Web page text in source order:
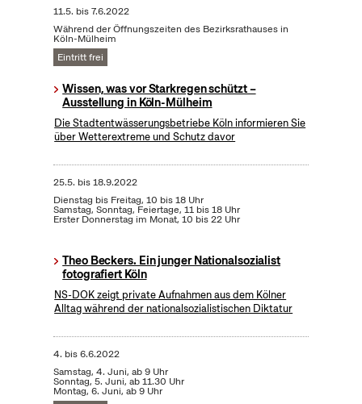
11.5. bis7.6.2022
Während der Öffnungszeiten des Bezirksrathauses in
Köln-Mülheim
Eintritt frei
Wissen, was vor Starkregen schützt –
Ausstellung in Köln-Mülheim
Die Stadtentwässerungsbetriebe Köln informieren Sie
über Wetterextreme und Schutz davor
25.5. bis18.9.2022
Dienstag bis Freitag, 10 bis 18 Uhr
Samstag, Sonntag, Feiertage, 11 bis 18 Uhr
Erster Donnerstag im Monat, 10 bis 22 Uhr
Theo Beckers. Ein junger Nationalsozialist
fotografiert Köln
NS-DOK zeigt private Aufnahmen aus dem Kölner
Alltag während der nationalsozialistischen Diktatur
4. bis6.6.2022
Samstag, 4. Juni, ab 9 Uhr
Sonntag, 5. Juni, ab 11.30 Uhr
Montag, 6. Juni, ab 9 Uhr